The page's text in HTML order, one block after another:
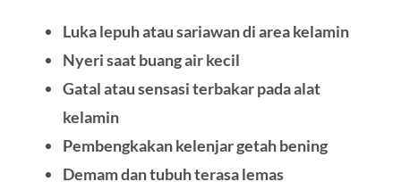
Luka lepuh atau sariawan di area kelamin
Nyeri saat buang air kecil
Gatal atau sensasi terbakar pada alat
kelamin
Pembengkakan kelenjar getah bening
Demam dan tubuh terasa lemas